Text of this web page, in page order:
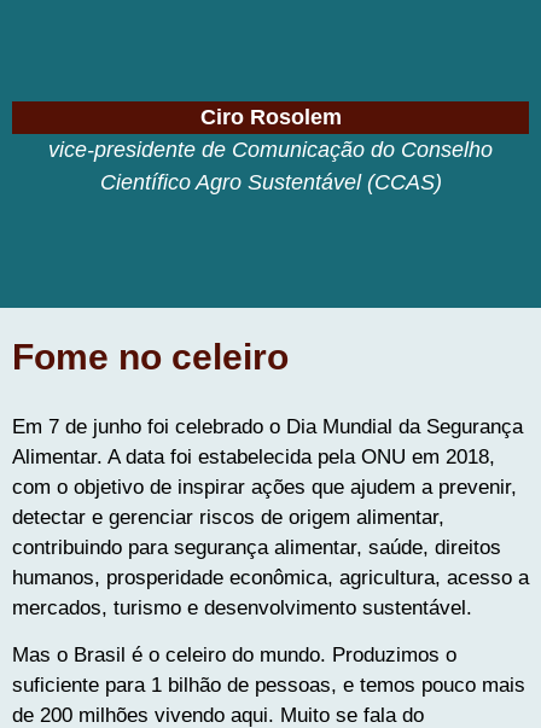
Ciro Rosolem
vice-presidente de Comunicação do Conselho
Científico Agro Sustentável (CCAS)
Fome no celeiro
Em 7 de junho foi celebrado o Dia Mundial da Segurança
Alimentar. A data foi estabelecida pela ONU em 2018,
com o objetivo de inspirar ações que ajudem a prevenir,
detectar e gerenciar riscos de origem alimentar,
contribuindo para segurança alimentar, saúde, direitos
humanos, prosperidade econômica, agricultura, acesso a
mercados, turismo e desenvolvimento sustentável.
Mas o Brasil é o celeiro do mundo. Produzimos o
suficiente para 1 bilhão de pessoas, e temos pouco mais
de 200 milhões vivendo aqui. Muito se fala do